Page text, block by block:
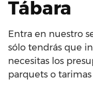
Tábara
Entra en nuestro
sólo tendrás que
necesitas los
parquets o